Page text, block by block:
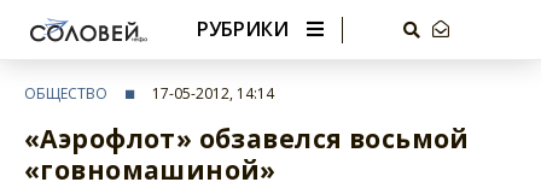
РУБРИКИ
ОБЩЕСТВО 17-05-2012, 14:14
«Аэрофлот» обзавелся восьмой
«говномашиной»